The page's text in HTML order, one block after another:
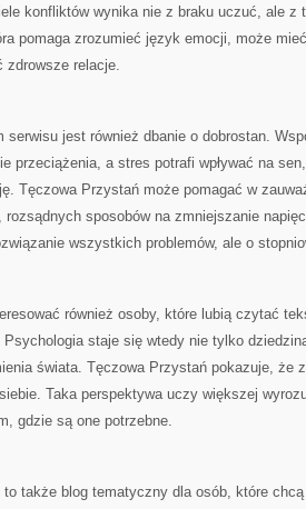
konfliktów wynika nie z braku uczuć, ale z
pomaga zrozumieć język emocji, może
zdrowsze relacje.
serwisu jest również dbanie o dobrostan.
przeciążenia, a stres potrafi wpływać na
Tęczowa Przystań może pomagać w
sposobów na zmniejszanie
wszystkich problemów, ale o
również osoby, które lubią czytać
staje się wtedy nie tylko
świata. Tęczowa Przystań pokazuje, że
Taka perspektywa uczy większej
gdzie są one potrzebne.
także blog tematyczny dla osób, które